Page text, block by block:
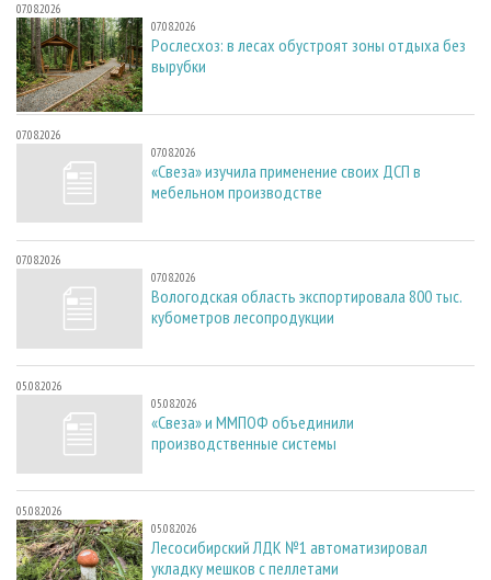
07.08.2026
07.08.2026
Рослесхоз: в лесах обустроят зоны отдыха без
вырубки
07.08.2026
07.08.2026
«Свеза» изучила применение своих ДСП в
мебельном производстве
07.08.2026
07.08.2026
Вологодская область экспортировала 800 тыс.
кубометров лесопродукции
05.08.2026
05.08.2026
«Свеза» и ММПОФ объединили
производственные системы
05.08.2026
05.08.2026
Лесосибирский ЛДК №1 автоматизировал
укладку мешков с пеллетами